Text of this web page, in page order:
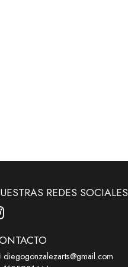
REDES SOCIALES
diegogonzalezarts@gmail.com